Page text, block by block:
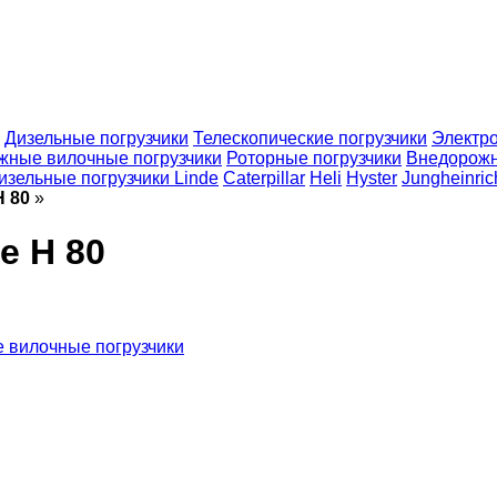
Дизельные погрузчики Телескопические погрузчики
вилочные погрузчики Роторные погрузчики
погрузчики Linde Caterpillar Heli Hyster
80 »
H 80
погрузчики